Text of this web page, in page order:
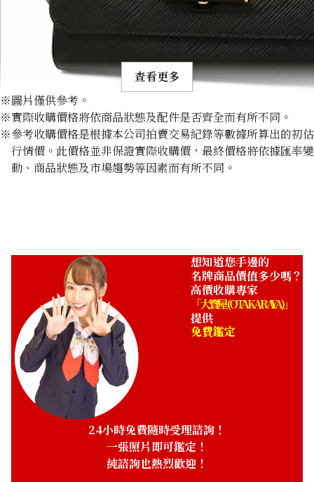
Louis Vuitton Epi Twist MM Shoulder Bag M57517
查看更多
※圖片僅供參考。
※實際收購價格將依商品狀態及配件是否齊全而有所不同。
※參考收購價格是根據本公司拍賣交易紀錄等數據所算出的初估
行情價。此價格並非保證實際收購價，最終價格將依據匯率變
動、商品狀態及市場趨勢等因素而有所不同。
想知道您手邊的
名牌商品價值多少嗎？
高價收購專家
「大寶屋 (OTAKARAYA)」
提供
免費鑑定
24小時免費隨時受理諮詢！
一張照片即可鑑定！
純諮詢也熱烈歡迎！